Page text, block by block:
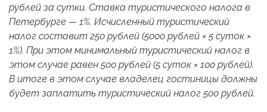
рублей за сутки. Ставка туристического налога в
Петербурге — 1%. Исчисленный туристический
налог составит 250 рублей (5000 рублей × 5 суток ×
1%). При этом минимальный туристический налог в
этом случае равен 500 рублей (5 суток × 100 рублей).
В итоге в этом случае владелец гостиницы должны
будет заплатить туристический налог 500 рублей.